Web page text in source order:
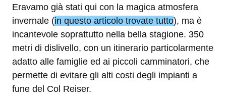
Eravamo già stati qui con la magica atmosfera
invernale (in questo articolo trovate tutto), ma è
incantevole soprattutto nella bella stagione. 350
metri di dislivello, con un itinerario particolarmente
adatto alle famiglie ed ai piccoli camminatori, che
permette di evitare gli alti costi degli impianti a
fune del Col Reiser.